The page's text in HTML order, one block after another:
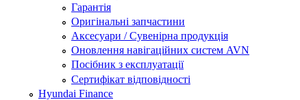
Гарантія
Оригінальні запчастини
Аксесуари / Сувенірна продукція
Оновлення навігаційних систем AVN
Посібник з експлуатації
Сертифікат відповідності
Hyundai Finance